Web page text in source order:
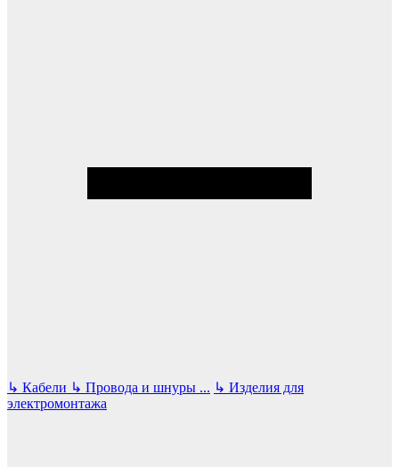
↳ Кабели ↳ Провода и шнуры ... ↳ Изделия для
электромонтажа